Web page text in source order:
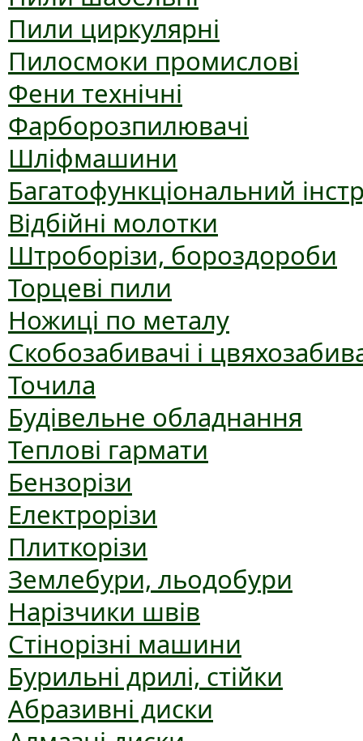
Пили циркулярні
Пилосмоки промислові
Фени технічні
Фарборозпилювачі
Шліфмашини
Багатофункціональний
Відбійні молотки
Штроборізи, бороздороби
Торцеві пили
Ножиці по металу
Скобозабивачі і
Точила
Будівельне обладнання
Теплові гармати
Бензорізи
Електрорізи
Плиткорізи
Землебури, льодобури
Нарізчики швів
Стінорізні машини
Бурильні дрилі, стійки
Абразивні диски